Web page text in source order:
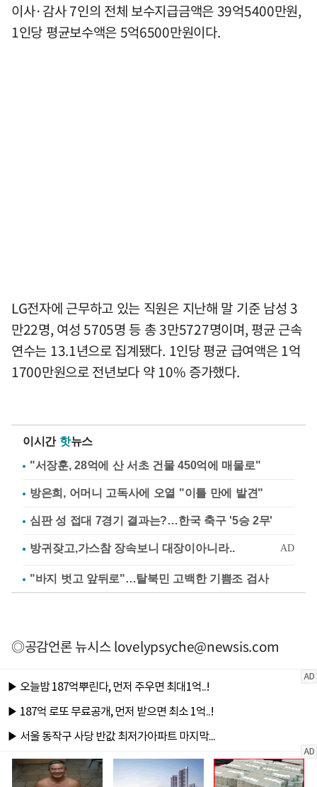
이사·감사 7인의 전체 보수지급금액은 39억5400만원,
1인당 평균보수액은 5억6500만원이다.
LG전자에 근무하고 있는 직원은 지난해 말 기준 남성 3
만22명, 여성 5705명 등 총 3만5727명이며, 평균 근속
연수는 13.1년으로 집계됐다. 1인당 평균 급여액은 1억
1700만원으로 전년보다 약 10% 증가했다.
이시간 핫뉴스
"서장훈, 28억에 산 서초 건물 450억에 매물로"
방은희, 어머니 고독사에 오열 "이틀 만에 발견"
심판 성 접대 7경기 결과는?…한국 축구 '5승 2무'
"바지 벗고 앞뒤로"…탈북민 고백한 기쁨조 검사
◎공감언론 뉴시스lovelypsyche@newsis.com